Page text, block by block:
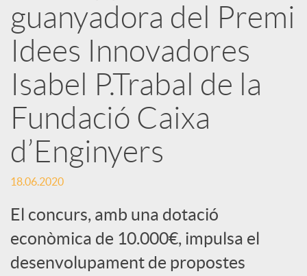
x
e
s
S
o
c
guanyadora del Premi
Idees Innovadores
Isabel P.Trabal de la
Fundació Caixa
d’Enginyers
18.06.2020
El concurs, amb una dotació
econòmica de 10.000€, impulsa el
desenvolupament de propostes